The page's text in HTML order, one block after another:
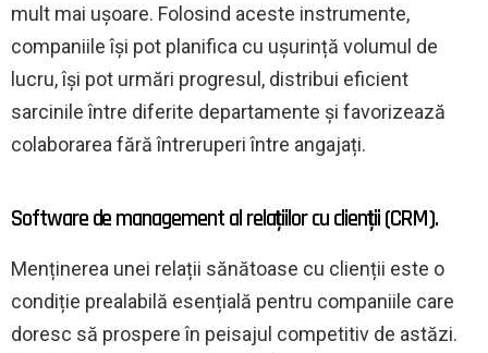
mult mai ușoare. Folosind aceste instrumente,
companiile își pot planifica cu ușurință volumul de
lucru, își pot urmări progresul, distribui eficient
sarcinile între diferite departamente și favorizează
colaborarea fără întreruperi între angajați.
Software de management al relațiilor cu clienții (CRM).
Menținerea unei relații sănătoase cu clienții este o
condiție prealabilă esențială pentru companiile care
doresc să prospere în peisajul competitiv de astăzi.